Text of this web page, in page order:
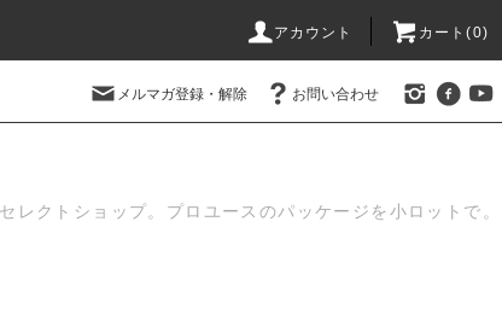
アカウント カート(0)
メルマガ登録・解除 お問い合わせ
レクトショップ。プロユースのパッケージを小ロットで。